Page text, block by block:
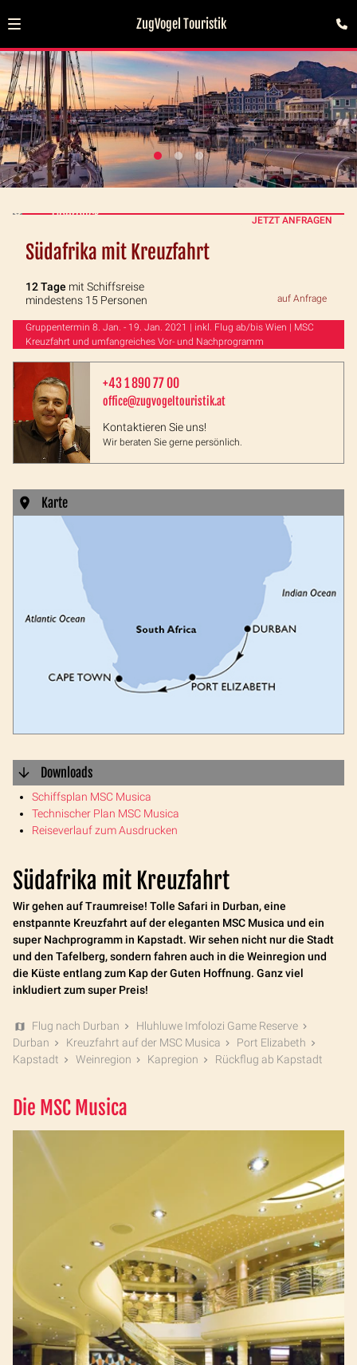
ZugVogel Touristik
Überblick
JETZT ANFRAGEN
Südafrika mit Kreuzfahrt
Wir gehen auf Traumreise! Tolle Safari in Durban, eine
enstpannte Kreuzfahrt auf der eleganten MSC Musica und ein
super Nachprogramm in Kapstadt. Wir sehen nicht nur die Stadt
und den Tafelberg, sondern fahren auch in die Weinregion und
die Küste entlang zum Kap der Guten Hoffnung. Ganz viel
inkludiert zum super Preis!
Flug nach Durban
Hluhluwe Imfolozi Game Reserve
Durban
Kreuzfahrt auf der MSC Musica
Port Elizabeth
Kapstadt
Weinregion Kapregion Rückflug ab Kapstadt
Die MSC Musica
Südafrika mit Kreuzfahrt
12 Tage mit Schiffsreise
mindestens 15 Personen
auf Anfrage
Gruppentermin 8. Jan. - 19. Jan. 2021 | inkl. Flug ab/bis Wien | MSC
Kreuzfahrt und umfangreiches Vor- und Nachprogramm
+43 1 890 77 00
office@zugvogeltouristik.at
Kontaktieren Sie uns!
Wir beraten Sie gerne persönlich.
Karte
Downloads
Schiffsplan MSC Musica
Technischer Plan MSC Musica
Reiseverlauf zum Ausdrucken